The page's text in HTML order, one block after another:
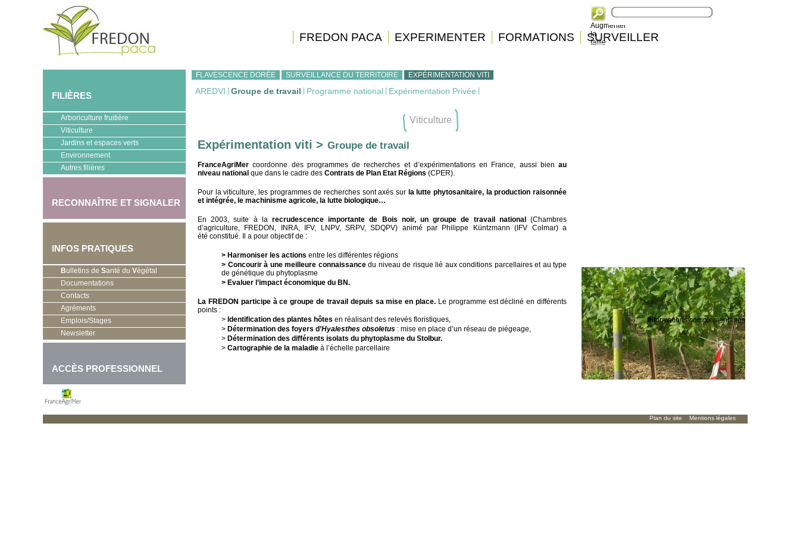
Augmenter
la
taille
FREDON PACA EXPERIMENTER FORMATIONS SURVEILLER
FILIÈRES
Arboriculture fruitière
Viticulture
Jardins et espaces verts
Environnement
Autres filières
RECONNAÎTRE ET SIGNALER
INFOS PRATIQUES
Bulletins de Santé du Végétal
Documentations
Contacts
Agréments
Emplois/Stages
Newsletter
ACCÈS PROFESSIONNEL
FLAVESCENCE DORÉE SURVEILLANCE DU TERRITOIRE EXPÉRIMENTATION VITI
AREDVI Groupe de travail Programme national Expérimentation Privée
Viticulture
Expérimentation viti > Groupe de travail
FranceAgriMer coordonne des programmes de recherches et d’expérimentations en France, aussi bien au
niveau national que dans le cadre des Contrats de Plan Etat Régions (CPER).
Pour la viticulture, les programmes de recherches sont axés sur la lutte phytosanitaire, la production raisonnée
et intégrée, le machinisme agricole, la lutte biologique…
En 2003, suite à la recrudescence importante de Bois noir, un groupe de travail national
(Chambres
d’agriculture, FREDON, INRA, IFV, LNPV, SRPV, SDQPV) animé par Philippe Küntzmann (IFV Colmar) a
été constitué. Il a pour objectif de :
> Harmoniser les actions entre les différentes régions
> Concourir à une meilleure connaissancedu niveau de risque lié aux conditions parcellaires et au type
de génétique du phytoplasme
> Evaluer l’impact économique du BN.
La FREDON participe à ce groupe de travail depuis sa mise en place. Le programme est décliné en différents
points :
> Identification des plantes hôtes en réalisant des relevés floristiques,
> Détermination des foyers d’Hyalesthes obsoletus : mise en place d’un réseau de piégeage,
> Détermination des différents isolats du phytoplasme du Stolbur.
> Cartographie de la maladie à l’échelle parcellaire
Informations complémentaires
Plan du site Mentions légales